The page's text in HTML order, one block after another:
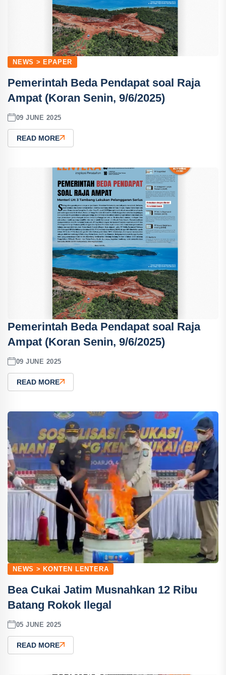
NEWS > EPAPER
Pemerintah Beda Pendapat soal Raja
Ampat (Koran Senin, 9/6/2025)
09 JUNE 2025
READ MORE
Pemerintah Beda Pendapat soal Raja
Ampat (Koran Senin, 9/6/2025)
09 JUNE 2025
READ MORE
NEWS > KONTEN LENTERA
Bea Cukai Jatim Musnahkan 12 Ribu
Batang Rokok Ilegal
05 JUNE 2025
READ MORE